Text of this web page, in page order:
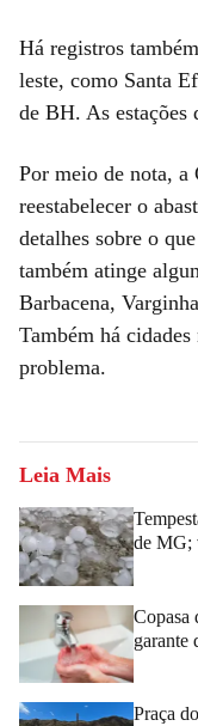
Há registros
leste, como Santa
de BH. As estações
Por meio de nota, a
reestabelecer o
detalhes sobre o
também atinge
Barbacena,
Também há
problema.
Leia Mais
de MG;
Copasa
garante
Praça